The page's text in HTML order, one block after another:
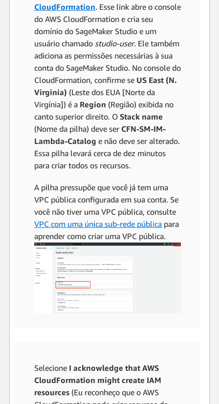
CloudFormation. Esse link abre o console
do AWS CloudFormation e cria seu
domínio do SageMaker Studio e um
usuário chamado studio-user. Ele também
adiciona as permissões necessárias à sua
conta do SageMaker Studio. No console do
CloudFormation, confirme se US East (N.
Virginia) (Leste dos EUA [Norte da
Virgínia]) é a Region (Região) exibida no
canto superior direito. O Stack name
(Nome da pilha) deve ser CFN-SM-IM-
Lambda-Catalog e não deve ser alterado.
Essa pilha levará cerca de dez minutos
para criar todos os recursos.
A pilha pressupõe que você já tem uma
VPC pública configurada em sua conta. Se
você não tiver uma VPC pública, consulte
VPC com uma única sub-rede pública para
aprender como criar uma VPC pública.
Selecione I acknowledge that AWS
CloudFormation might create IAM
resources (Eu reconheço que o AWS